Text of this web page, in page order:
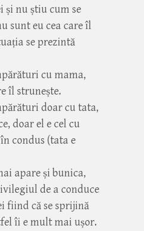
nu știu cum se
sunt eu cea care îl
se prezintă
cu mama,
îl strunește.
doar cu tata,
doar el e cel cu
condus (tata e
apare și bunica,
de a conduce
fiind că se sprijină
îi e mult mai ușor.